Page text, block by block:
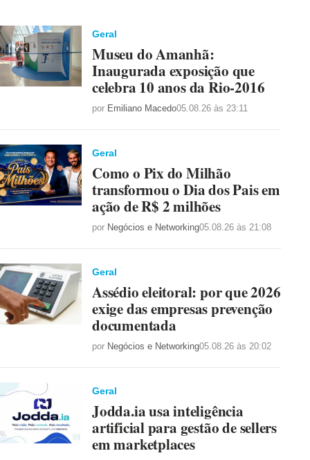
Geral
Museu do Amanhã:
Inaugurada exposição que
celebra 10 anos da Rio-2016
por Emiliano Macedo05.08.26 às 23:11
Geral
Como o Pix do Milhão
transformou o Dia dos Pais em
ação de R$ 2 milhões
por Negócios e Networking05.08.26 às 21:08
Geral
Assédio eleitoral: por que 2026
exige das empresas prevenção
documentada
por Negócios e Networking05.08.26 às 20:02
Geral
Jodda.ia usa inteligência
artificial para gestão de sellers
em marketplaces